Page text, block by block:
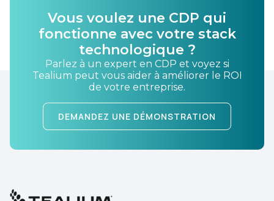
Vous voulez une CDP qui
fonctionne avec votre stack
technologique ?
Parlez à un expert en CDP et voyez si
Tealium peut vous aider à améliorer le ROI
de votre entreprise.
DEMANDEZ UNE DÉMONSTRATION